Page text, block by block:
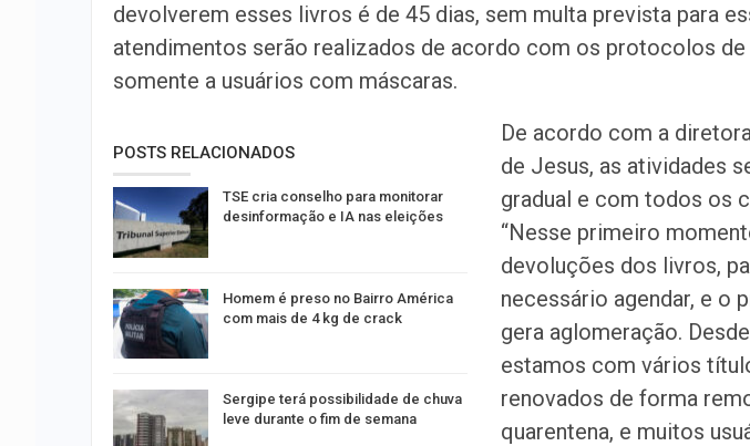
devolverem esses livros é de 45 dias, sem multa prevista para
atendimentos serão realizados de acordo com os protocolos de
somente a usuários com máscaras.
POSTS RELACIONADOS
TSE cria conselho para monitorar
desinformação e IA nas eleições
Homem é preso no Bairro América
com mais de 4 kg de crack
Sergipe terá possibilidade de chuva
leve durante o fim de semana
De acordo com a
de Jesus, as atividades
gradual e com todos os
“Nesse primeiro
devoluções dos livros,
necessário agendar, e o
gera aglomeração.
estamos com vários
renovados de forma
quarentena, e muitos